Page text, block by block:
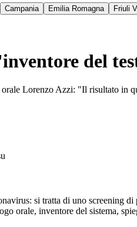
Campania Emilia Romagna Friuli
del
Lorenzo Azzi: "Il risultato in
si tratta di uno screening
orale, inventore del sistema,